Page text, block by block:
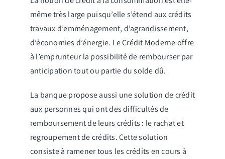
même très large puisqu’elle s’étend aux crédits
travaux d’emménagement, d’agrandissement,
d’économies d’énergie. Le Crédit Moderne offre
à l’emprunteur la possibilité de rembourser par
anticipation tout ou partie du solde dû.
La banque propose aussi une solution de crédit
aux personnes qui ont des difficultés de
remboursement de leurs crédits : le rachat et
regroupement de crédits. Cette solution
consiste à ramener tous les crédits en cours à